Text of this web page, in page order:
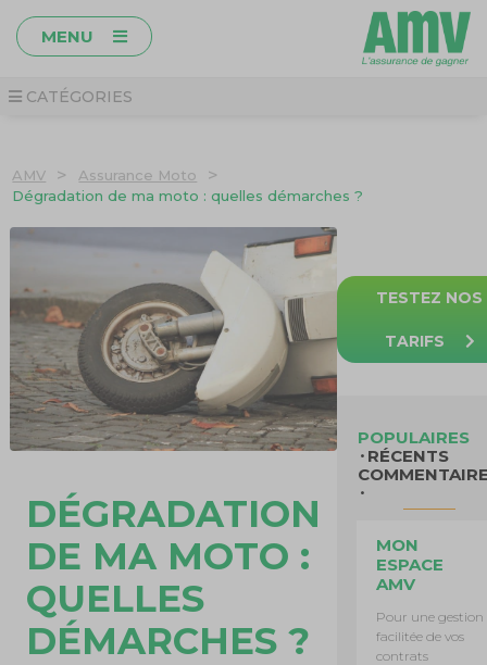
MENU
CATÉGORIES
AMV > Assurance Moto >
Dégradation de ma moto : quelles démarches ?
DÉGRADATION
DE MA MOTO :
QUELLES
DÉMARCHES ?
TESTEZ NOS
TARIFS
POPULAIRES
RÉCENTS
MON
ESPACE
AMV
Pour une gestion
facilitée de vos
contrats